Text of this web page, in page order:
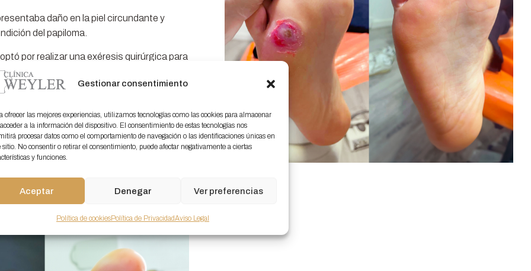
Gestionar consentimiento
ofrecer las mejores experiencias, utilizamos tecnologías como las cookies para almacenar
a la información del dispositivo. El consentimiento de estas tecnologías nos
procesar datos como el comportamiento de navegación o las identificaciones únicas en
sitio. No consentir o retirar el consentimiento, puede afectar negativamente a ciertas
y funciones.
Aceptar Denegar Ver preferencias
Política de cookiesPolítica de PrivacidadAviso Legal
daño en la piel circundante y
del papiloma.
por realizar una exéresis quirúrgica para
el problema.
de buscar orientación profesional y
el principio para evitar
una recuperación exitosa.